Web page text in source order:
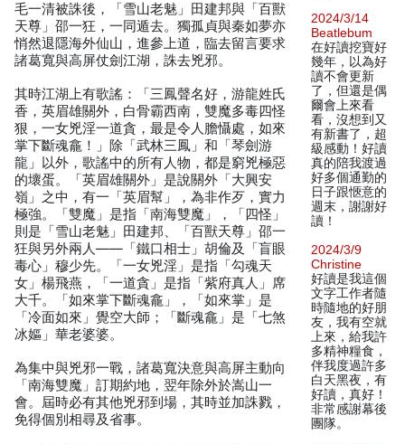
毛一清被誅後，「雪山老魅」田建邦與「百獸
天尊」邵一狂，一同遁去。獨孤貞與秦如夢亦
悄然退隱海外仙山，進參上道，臨去留言要求
諸葛寬與高屏仗劍江湖，誅去兇邪。
其時江湖上有歌謠：「三鳳聲名好，游龍姓氏
香，英眉雄關外，白骨霸西南，雙魔多毒四怪
狠，一女兇淫一道貪，最是令人膽懾處，如來
掌下斷魂龕！」除「武林三鳳」和「琴劍游
龍」以外，歌謠中的所有人物，都是窮兇極惡
的壞蛋。「英眉雄關外」是說關外「大興安
嶺」之中，有一「英眉幫」，為非作歹，實力
極強。「雙魔」是指「南海雙魔」，「四怪」
則是「雪山老魅」田建邦、「百獸天尊」邵一
狂與另外兩人——「鐵口相士」胡倫及「盲眼
毒心」穆少先。「一女兇淫」是指「勾魂天
女」楊飛燕，「一道貪」是指「紫府真人」席
大千。「如來掌下斷魂龕」，「如來掌」是
「冷面如來」覺空大師；「斷魂龕」是「七煞
冰嫗」華老婆婆。
為集中與兇邪一戰，諸葛寬決意與高屏主動向
「南海雙魔」訂期約地，翌年除外於嵩山一
會。屆時必有其他兇邪到場，其時並加誅戮，
免得個別相尋及省事。
2024/3/14
Beatlebum
在好讀挖寶好
幾年，以為好
讀不會更新
了，但還是偶
爾會上來看
看，沒想到又
有新書了，超
級感動！好讀
真的陪我渡過
好多個通勤的
日子跟愜意的
週末，謝謝好
讀！
2024/3/9
Christine
好讀是我這個
文字工作者隨
時隨地的好朋
友，我有空就
上來，給我許
多精神糧食，
伴我度過許多
白天黑夜，有
好讀，真好！
非常感謝幕後
團隊。